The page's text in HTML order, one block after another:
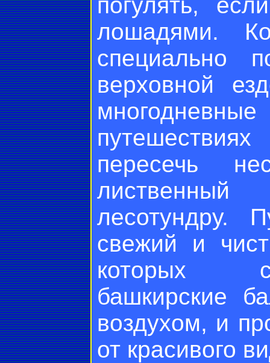
лошадями.
специально
верховной
пересечь
лесотундру.
свежий и
которых
башкирские
воздухом, и
от красивого